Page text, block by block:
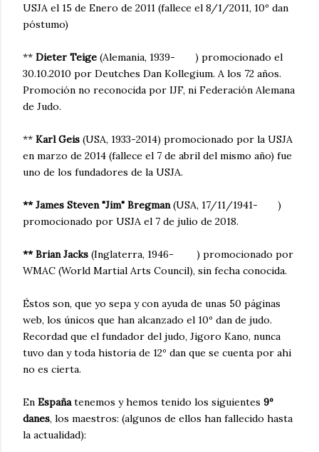
USJA el 15 de Enero de 2011 (fallece el 8/1/2011, 10º dan
póstumo)
** Dieter Teige (Alemania, 1939- ) promocionado el
30.10.2010 por Deutches Dan Kollegium. A los 72 años.
Promoción no reconocida por IJF, ni Federación Alemana
de Judo.
** Karl Geis (USA, 1933-2014) promocionado por la USJA
en marzo de 2014 (fallece el 7 de abril del mismo año) fue
uno de los fundadores de la USJA.
** James Steven "Jim" Bregman(USA, 17/11/1941- )
promocionado por USJA el 7 de julio de 2018.
** Brian Jacks (Inglaterra, 1946- ) promocionado por
WMAC (World Martial Arts Council), sin fecha conocida.
Éstos son, que yo sepa y con ayuda de unas 50 páginas
web, los únicos que han alcanzado el 10º dan de judo.
Recordad que el fundador del judo, Jigoro Kano, nunca
tuvo dan y toda historia de 12º dan que se cuenta por ahi
no es cierta.
En Españatenemos y hemos tenido los siguientes 9º
danes, los maestros: (algunos de ellos han fallecido hasta
la actualidad):